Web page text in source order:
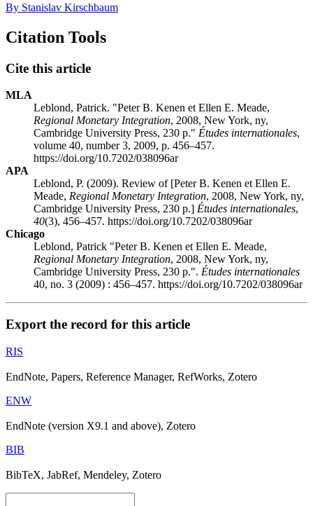
By Stanislav Kirschbaum
Citation Tools
Cite this article
MLA
Leblond, Patrick. "Peter B. Kenen et Ellen E. Meade,
Regional Monetary Integration, 2008, New York, ny,
Cambridge University Press, 230 p." Études internationales,
volume 40, number 3, 2009, p. 456–457.
https://doi.org/10.7202/038096ar
APA
Leblond, P. (2009). Review of [Peter B. Kenen et Ellen E.
Meade, Regional Monetary Integration, 2008, New York, ny,
Cambridge University Press, 230 p.] Études internationales,
40(3), 456–457. https://doi.org/10.7202/038096ar
Chicago
Leblond, Patrick "Peter B. Kenen et Ellen E. Meade,
Regional Monetary Integration, 2008, New York, ny,
Cambridge University Press, 230 p.". Études internationales
40, no. 3 (2009) : 456–457. https://doi.org/10.7202/038096ar
Export the record for this article
RIS
EndNote, Papers, Reference Manager, RefWorks, Zotero
ENW
EndNote (version X9.1 and above), Zotero
BIB
BibTeX, JabRef, Mendeley, Zotero